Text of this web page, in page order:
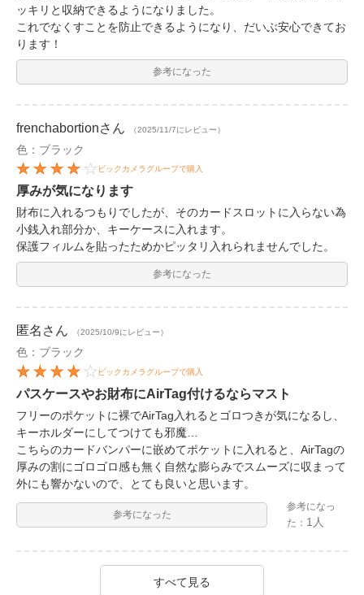
ッキリと収納できるようになりました。
これでなくすことを防止できるようになり、だいぶ安心できてお
ります！
参考になった
frenchabortionさん （2025/11/7にレビュー）
色：ブラック
ビックカメラグループで購入
厚みが気になります
財布に入れるつもりでしたが、そのカードスロットに入らない為
小銭入れ部分か、キーケースに入れます。
保護フィルムを貼ったためかピッタリ入れられませんでした。
参考になった
匿名 さん （2025/10/9にレビュー）
色：ブラック
ビックカメラグループで購入
パスケースやお財布にAirTag付けるならマスト
フリーのポケットに裸でAirTag入れるとゴロつきが気になるし、
キーホルダーにしてつけても邪魔…
こちらのカードバンパーに嵌めてポケットに入れると、AirTagの
厚みの割にゴロゴロ感も無く自然な膨らみでスムーズに収まって
外にも響かないので、とても良いと思います。
参考になった
参考になっ
た： 1人
すべて見る